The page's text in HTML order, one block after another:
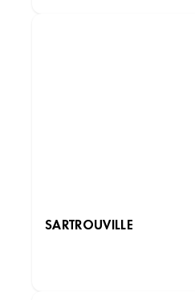
SARTROUVILLE